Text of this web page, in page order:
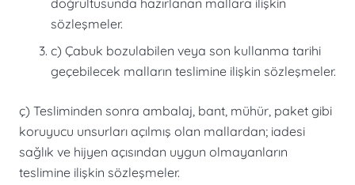
doğrultusunda hazırlanan mallara ilişkin
sözleşmeler.
c) Çabuk bozulabilen veya son kullanma tarihi
geçebilecek malların teslimine ilişkin sözleşmeler.
ç) Tesliminden sonra ambalaj, bant, mühür, paket gibi
koruyucu unsurları açılmış olan mallardan; iadesi
sağlık ve hijyen açısından uygun olmayanların
teslimine ilişkin sözleşmeler.